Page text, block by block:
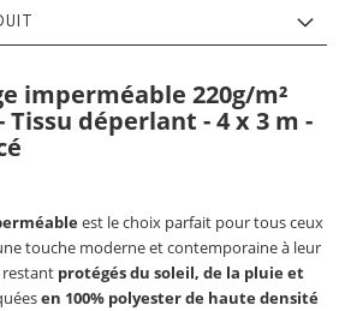
imperméable 220g/m²
déperlant - 4 x 3 m -
est le choix parfait pour tous ceux
touche moderne et contemporaine à leur
protégés du soleil, de la pluie et
en 100% polyester de haute densité